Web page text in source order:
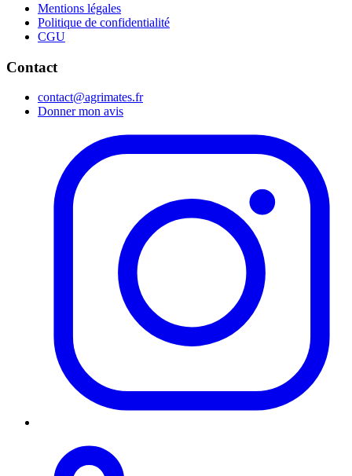
Mentions légales
Politique de confidentialité
CGU
Contact
contact@agrimates.fr
Donner mon avis